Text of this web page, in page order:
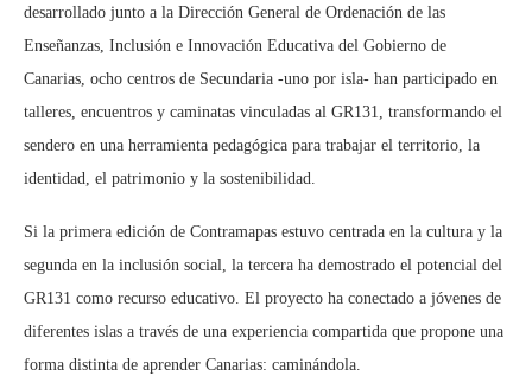
desarrollado junto a la Dirección General de Ordenación de las
Enseñanzas, Inclusión e Innovación Educativa del Gobierno de
Canarias, ocho centros de Secundaria -uno por isla- han participado en
talleres, encuentros y caminatas vinculadas al GR131, transformando el
sendero en una herramienta pedagógica para trabajar el territorio, la
identidad, el patrimonio y la sostenibilidad.
Si la primera edición de Contramapas estuvo centrada en la cultura y la
segunda en la inclusión social, la tercera ha demostrado el potencial del
GR131 como recurso educativo. El proyecto ha conectado a jóvenes de
diferentes islas a través de una experiencia compartida que propone una
forma distinta de aprender Canarias: caminándola.